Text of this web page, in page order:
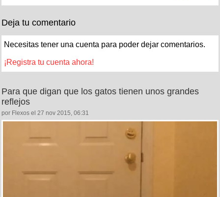
Deja tu comentario
Necesitas tener una cuenta para poder dejar comentarios.
¡Registra tu cuenta ahora!
Para que digan que los gatos tienen unos grandes
reflejos
por Flexos el 27 nov 2015, 06:31